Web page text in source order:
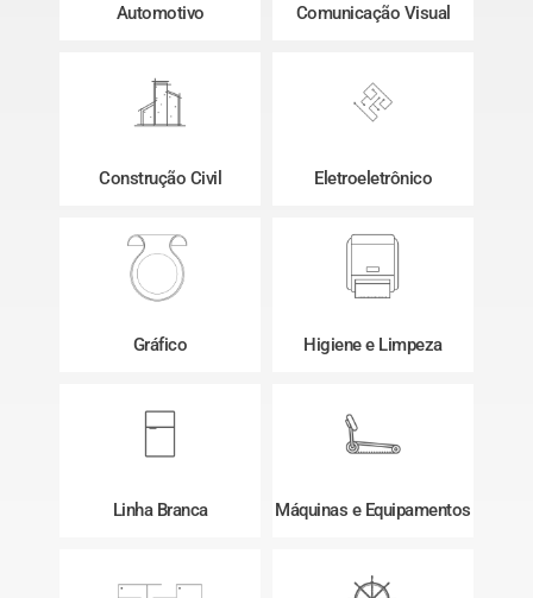
Automotivo Comunicação Visual
Construção Civil Eletroeletrônico
Gráfico Higiene e Limpeza
Linha Branca Máquinas e Equipamentos